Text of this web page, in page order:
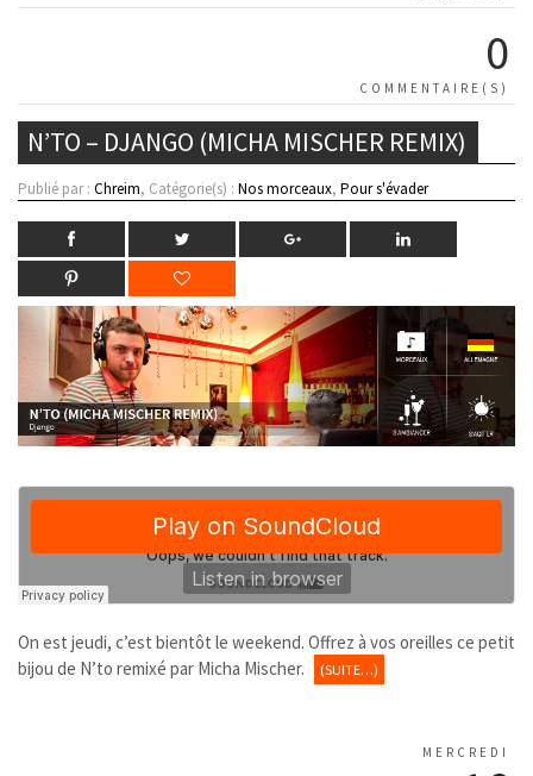
0
COMMENTAIRE(S)
N’TO – DJANGO (MICHA MISCHER REMIX)
Publié par : Chreim, Catégorie(s) : Nos morceaux, Pour s'évader
On est jeudi, c’est bientôt le weekend. Offrez à vos oreilles ce petit
bijou de N’to remixé par Micha Mischer.
(SUITE…)
MERCREDI